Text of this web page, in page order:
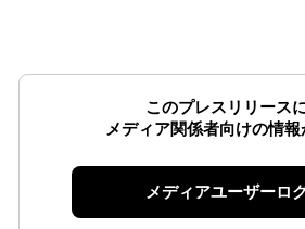
このプレスリリースに
メディア関係者向けの情
メディアユーザーロ